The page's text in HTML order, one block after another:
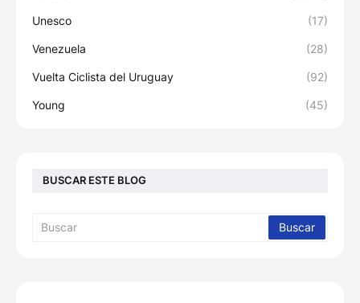
Unesco (17)
Venezuela (28)
Vuelta Ciclista del Uruguay (92)
Young (45)
BUSCAR ESTE BLOG